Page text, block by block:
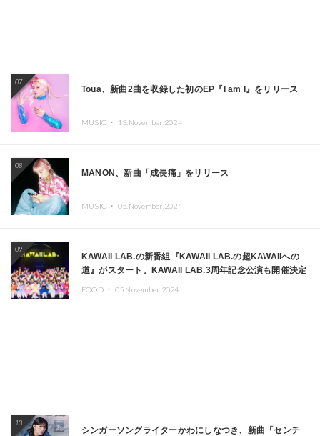
07
Toua、新曲2曲を収録した初のEP『I am I』をリリース
MUSIC ・ 13.November.2024
08
MANON、新曲「成長痛」をリリース
MUSIC ・ 05.November.2024
09
KAWAII LAB.の新番組『KAWAII LAB.の超KAWAIIへの
道』がスタート。KAWAII LAB.3周年記念公演も開催決定
FOOD ・ 05.November.2024
10
シンガーソングライターかわにしなつき、新曲「センチ